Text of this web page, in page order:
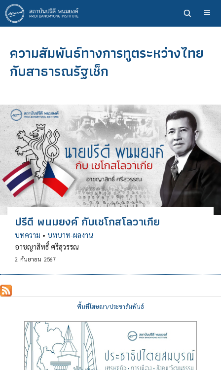
ข้าม
ไป
ยัง
หลักความสัมพันธ์ทางการทูตระหว่างไทย
กับสาธารณรัฐเช็ก
ปรีดี พนมยงค์ กับเชโกสโลวาเกีย
บทความ • บทบาท-ผลงาน
อาชญาสิทธิ์ ศรีสุวรรณ
2 กันยายน 2567
พื้นที่โฆษณา/ประชาสัมพันธ์